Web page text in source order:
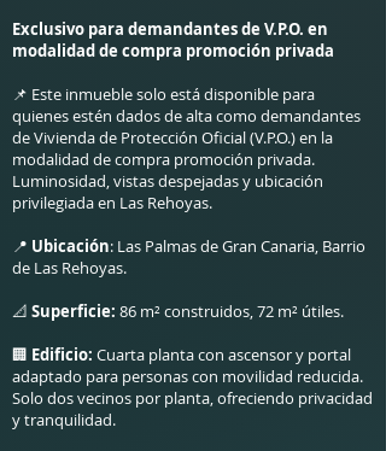
Exclusivo para demandantes de V.P.O. en
modalidad de compra promoción privada
📌 Este inmueble solo está disponible para
quienes estén dados de alta como demandantes
de Vivienda de Protección Oficial (V.P.O.) en la
modalidad de compra promoción privada.
Luminosidad, vistas despejadas y ubicación
privilegiada en Las Rehoyas.
📍 Ubicación: Las Palmas de Gran Canaria, Barrio
de Las Rehoyas.
📐 Superficie: 86 m² construidos, 72 m² útiles.
🏢 Edificio: Cuarta planta con ascensor y portal
adaptado para personas con movilidad reducida.
Solo dos vecinos por planta, ofreciendo privacidad
y tranquilidad.